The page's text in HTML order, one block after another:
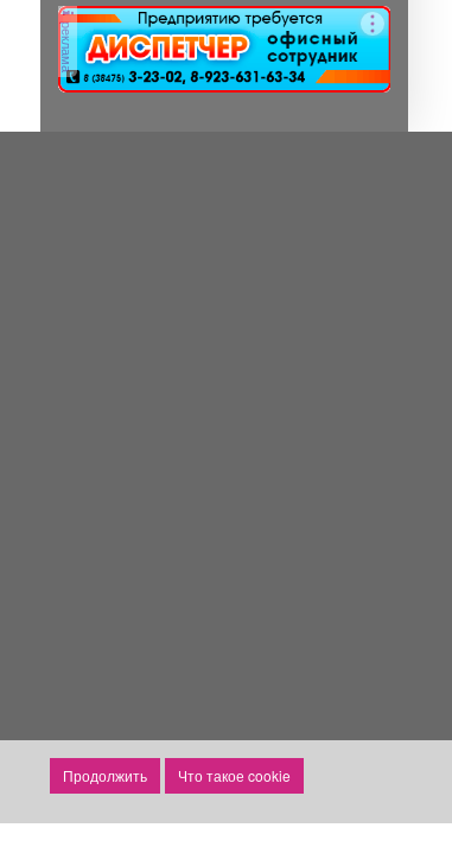
сторону т.37 ул....
реклама
Что такое cookie